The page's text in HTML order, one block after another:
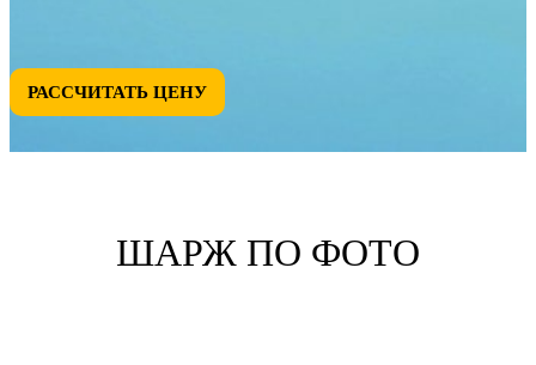
РАССЧИТАТЬ ЦЕНУ
ШАРЖ ПО ФОТО